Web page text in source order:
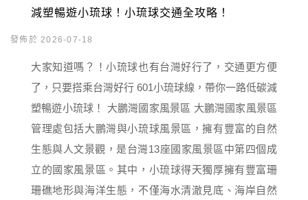
減塑暢遊小琉球！小琉球交通全攻略！
發佈於 2026-07-18
大家知道嗎？！小琉球也有台灣好行了，交通更方便
了，只要搭乘台灣好行 601小琉球線，帶你一路低碳減
塑暢遊小琉球！ 大鵬灣國家風景區 大鵬灣國家風景區
管理處包括大鵬灣與小琉球風景區，擁有豐富的自然
生態與人文景觀，是台灣13座國家風景區中第四個成
立的國家風景區。其中，小琉球得天獨厚擁有豐富珊
珊礁地形與海洋生態，不僅海水清澈見底、海岸自然